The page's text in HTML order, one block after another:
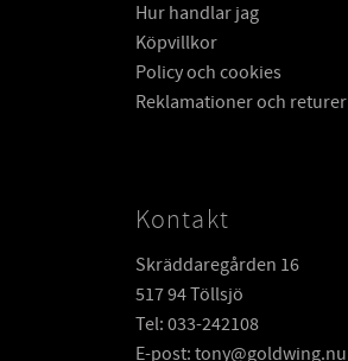
Hur handlar jag
Köpvillkor
Policy och cookies
Reklamationer och returer
Kontakt
Skräddaregården 16
517 94 Töllsjö
Tel: 033-242108
E-post: tony@goldwing.nu